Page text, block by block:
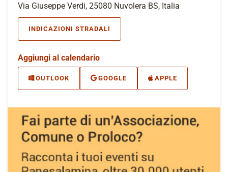
Via Giuseppe Verdi, 25080 Nuvolera BS, Italia
INDICAZIONI STRADALI
Aggiungi al calendario
OUTLOOK GOOGLE APPLE